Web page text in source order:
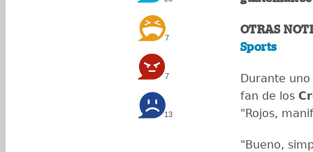
7
7
13
OTRAS
Sports
Durante
fan de los
"Rojos,
"Bueno,